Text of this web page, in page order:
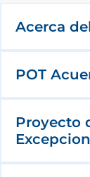
Acerca
POT
Proyecto